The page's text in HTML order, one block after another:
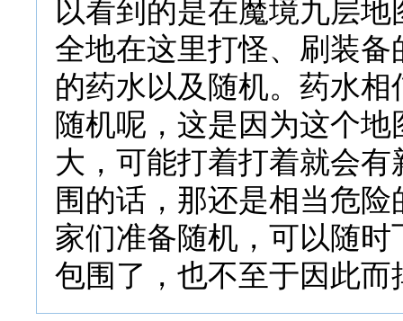
以看到的是在魔境九层
全地在这里打怪、刷装
的药水以及随机。药水
随机呢，这是因为这个
大，可能打着打着就会
围的话，那还是相当危
家们准备随机，可以随
包围了，也不至于因此而